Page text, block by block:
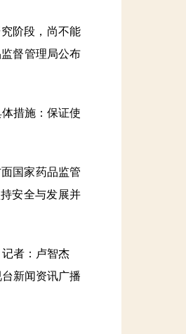
阶段，尚不能
督管理局公布
措施：保证使
国家药品监管
安全与发展并
记者：卢智杰
新闻资讯广播